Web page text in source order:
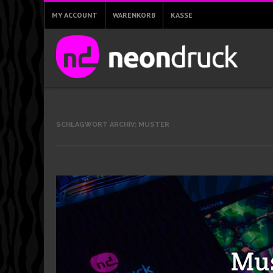
MY ACCOUNT WARENKORB KASSE
SCHLAGWORT ARCHIV: MUSTER